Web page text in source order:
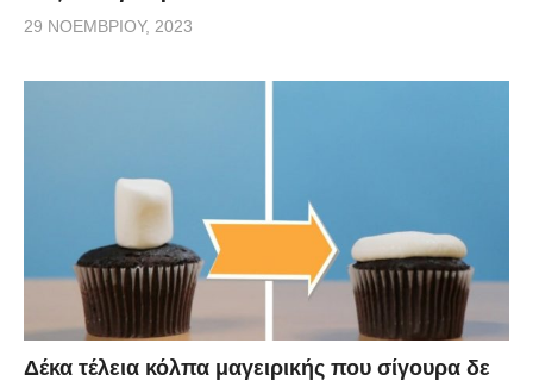
29 ΝΟΕΜΒΡΊΟΥ, 2023
Δέκα τέλεια κόλπα μαγειρικής που σίγουρα δε